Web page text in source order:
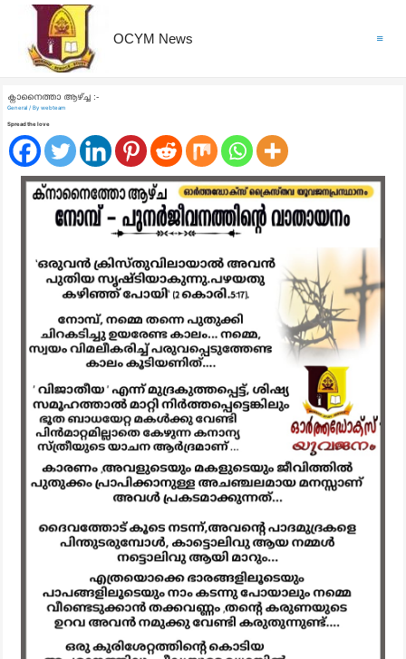
OCYM News
Main
ക്നാനൈത്താ ആഴ്ച്ച :-
General/ By webteam
Spread the love